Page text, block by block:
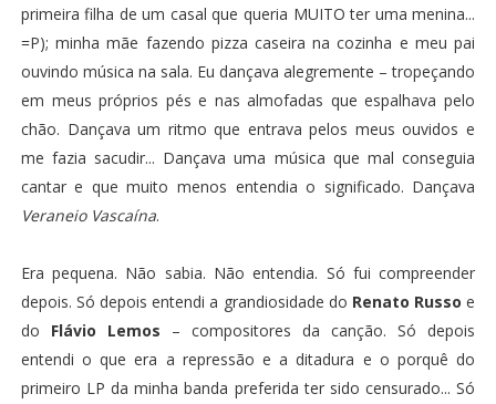
primeira filha de um casal que queria MUITO ter uma menina...
=P); minha mãe fazendo pizza caseira na cozinha e meu pai
ouvindo música na sala. Eu dançava alegremente – tropeçando
em meus próprios pés e nas almofadas que espalhava pelo
chão. Dançava um ritmo que entrava pelos meus ouvidos e
me fazia sacudir... Dançava uma música que mal conseguia
cantar e que muito menos entendia o significado. Dançava
Veraneio Vascaína.
Era pequena. Não sabia. Não entendia. Só fui compreender
depois. Só depois entendi a grandiosidade do Renato Russo e
do Flávio Lemos – compositores da canção. Só depois
entendi o que era a repressão e a ditadura e o porquê do
primeiro LP da minha banda preferida ter sido censurado... Só